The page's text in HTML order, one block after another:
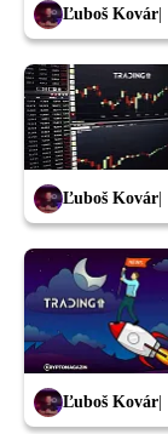
Ľuboš Kovár
Ľuboš Kovár
Ľuboš Kovár